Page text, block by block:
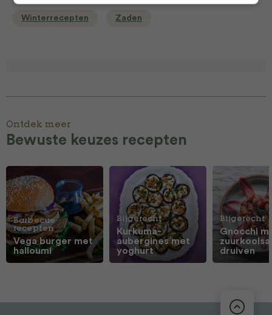
Winterrecepten Zaden
Ontdek meer
Bewuste keuzes recepten
Barbecue
recepten
Vega burger met
halloumi
Bijgerecht
Kurkuma-
aubergines met
yoghurt
Bijgerecht
Gnocchi
druiven